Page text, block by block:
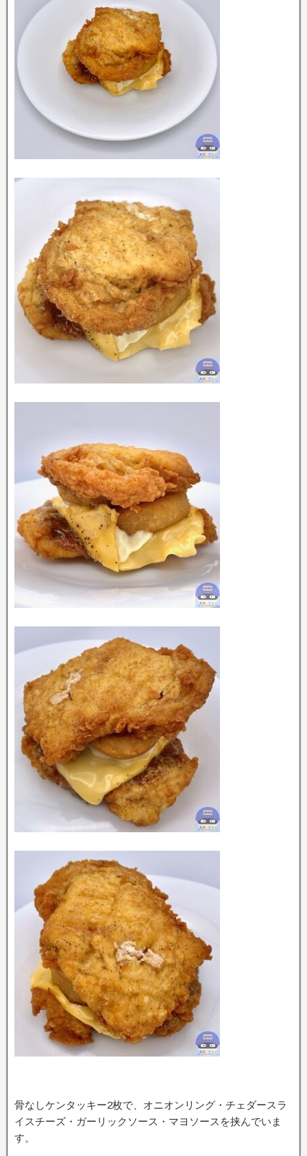
骨なしケンタッキー2枚で、オニオンリング・チェダースラ
イスチーズ・ガーリックソース・マヨソースを挟んでいま
す。